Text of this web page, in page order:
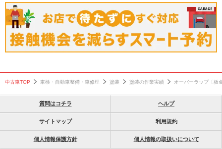
事故修理
事故車修理
ドア塗装
高評価
糟屋郡
福岡市
高評価
糟屋郡
福岡市
中古車TOP 車検・自動車整備・車修理 塗装 塗装の作業実績 オーバーラップ〔板
質問はコチラ ヘルプ
サイトマップ 利用規約
個人情報保護方針 個人情報の取扱いについて